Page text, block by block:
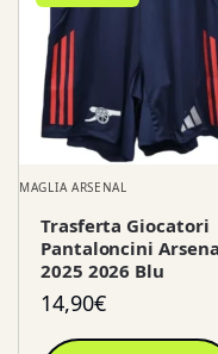
MAGLIA ARSENAL
Trasferta Giocatori
Pantaloncini
2025 2026 Blu
14,90€